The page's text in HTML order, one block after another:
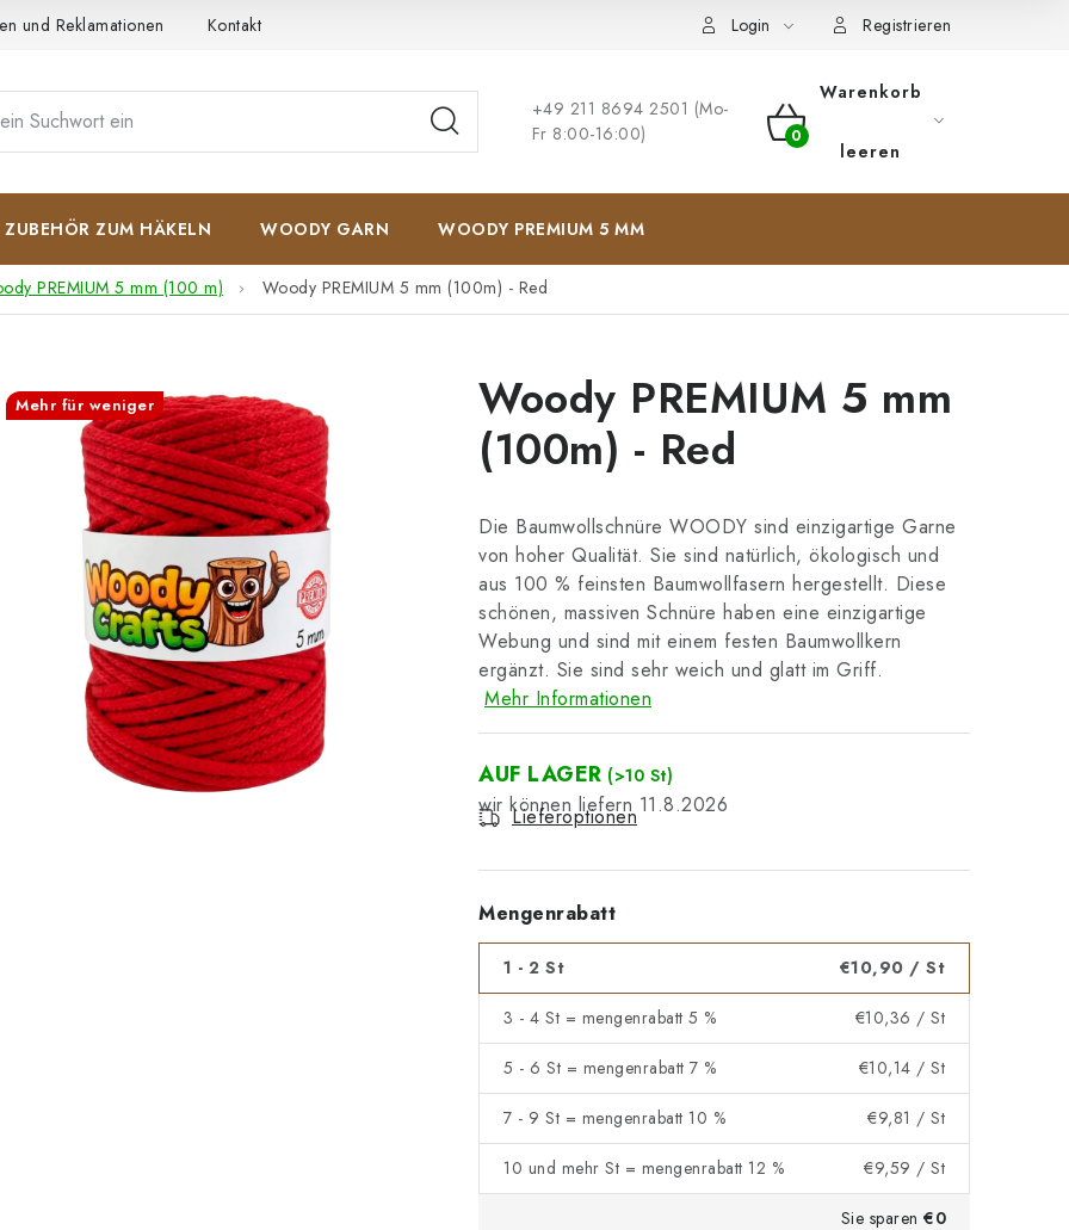
und Reklamationen Kontakt Login Registrieren
+49 211 8694 2501 (Mo-
Fr 8:00-16:00)
WARENKORB
Warenkorb
leeren
ZUBEHÖR ZUM HÄKELN WOODY GARN WOODY PREMIUM 5 MM
PREMIUM 5 mm (100 m) Woody PREMIUM 5 mm (100m) - Red
Woody PREMIUM 5 mm
(100m) - Red
Die Baumwollschnüre WOODY sind einzigartige Garne
von hoher Qualität. Sie sind natürlich, ökologisch und
aus 100 % feinsten Baumwollfasern hergestellt. Diese
schönen, massiven Schnüre haben eine einzigartige
Webung und sind mit einem festen Baumwollkern
ergänzt. Sie sind sehr weich und glatt im Griff.
Mehr Informationen
AUF LAGER (>10 St)
11.8.2026
Lieferoptionen
Mengenrabatt
1 - 2 St €10,90 / St
3 - 4 St = mengenrabatt 5 % €10,36 / St
5 - 6 St = mengenrabatt 7 % €10,14 / St
7 - 9 St = mengenrabatt 10 % €9,81 / St
10 und mehr St = mengenrabatt 12 % €9,59 / St
Sie sparen €0
Mehr für weniger